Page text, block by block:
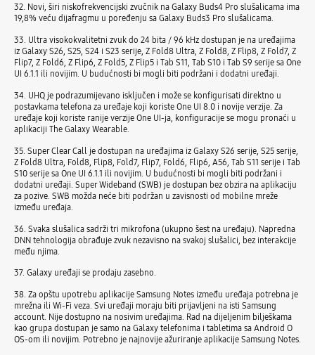
32. Novi, širi niskofrekvencijski zvučnik na Galaxy Buds4 Pro slušalicama ima
19,8% veću dijafragmu u poređenju sa Galaxy Buds3 Pro slušalicama.
33. Ultra visokokvalitetni zvuk do 24 bita / 96 kHz dostupan je na uređajima
iz Galaxy S26, S25, S24 i S23 serije, Z Fold8 Ultra, Z Fold8, Z Flip8, Z Fold7, Z
Flip7, Z Fold6, Z Flip6, Z Fold5, Z Flip5 i Tab S11, Tab S10 i Tab S9 serije sa One
UI 6.1.1 ili novijim. U budućnosti bi mogli biti podržani i dodatni uređaji.
34. UHQ je podrazumijevano isključen i može se konfigurisati direktno u
postavkama telefona za uređaje koji koriste One UI 8.0 i novije verzije. Za
uređaje koji koriste ranije verzije One UI-ja, konfiguracije se mogu pronaći u
aplikaciji The Galaxy Wearable.
35. Super Clear Call je dostupan na uređajima iz Galaxy S26 serije, S25 serije,
Z Fold8 Ultra, Fold8, Flip8, Fold7, Flip7, Fold6, Flip6, A56, Tab S11 serije i Tab
S10 serije sa One UI 6.1.1 ili novijim. U budućnosti bi mogli biti podržani i
dodatni uređaji. Super Wideband (SWB) je dostupan bez obzira na aplikaciju
za pozive. SWB možda neće biti podržan u zavisnosti od mobilne mreže
između uređaja.
36. Svaka slušalica sadrži tri mikrofona (ukupno šest na uređaju). Napredna
DNN tehnologija obrađuje zvuk nezavisno na svakoj slušalici, bez interakcije
među njima.
37. Galaxy uređaji se prodaju zasebno.
38. Za opštu upotrebu aplikacije Samsung Notes između uređaja potrebna je
mrežna ili Wi‑Fi veza. Svi uređaji moraju biti prijavljeni na isti Samsung
account. Nije dostupno na nosivim uređajima. Rad na dijeljenim bilješkama
kao grupa dostupan je samo na Galaxy telefonima i tabletima sa Android O
OS-om ili novijim. Potrebno je najnovije ažuriranje aplikacije Samsung Notes.